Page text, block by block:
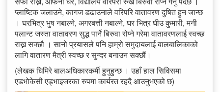
प्लाष्टिक जलाउने, कागज डढाउनाले वरिपरि वातावरण दुषित हुन जान्छ
। घरभित्र भुष नबाल्ने, अगरबत्ती नबाल्ने, घर भित्र घीउ कुमारी, मनी
पलान्ट जस्ता वातावरण सुद्ध पार्ने बिरुवा रोप्ने गरेमा वातावरणलाई स्वच्छ
राख्न सक्छौ । सानो प्रयासले पनि हाम्रो समुदायलाई बालबालिकाको
लागि वातारण मैत्री स्वच्छ र सुन्दर बनाउन सक्छौं।
(लेखक घिमिरे बालअधिकारकर्मी हुनुहुन्छ । उहाँ हाल सिविसमा
एडभोकेसी एड्भाइजरका रुपमा कार्यरत रहदै आउनुभएको छ)